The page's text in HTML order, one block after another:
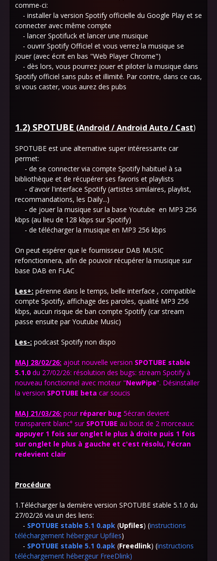
comme-ci:
- installer la version Spotify officielle du Google Play et se
connecter avec même compte
- lancer Spotifuck et lancer une musique
- ouvrir Spotify Officiel et vous verrez la musique se
jouer (avec écrit en bas "Web Player Chrome")
- dès lors, vous pourrez jouer et piloter la musique dans
Spotify officiel sans pubs et illimité. Par contre, dans ce cas,
si vous caster, vous aurez des pubs
1.2) SPOTUBE (Android / Android Auto / Cast)
SPOTUBE est une alternative super intéressante car
permet:
- de se connecter via compte Spotify habituel à sa
bibliothèque et de récupérer ses favoris et playlists
- d'avoir l'interface Spotify (artistes similaires, playlist,
recommandations, les Daily...)
- de jouer la musique sur la base Youtube en MP3 256
kbps (au lieu de 128 kbps sur Spotify)
- de télécharger la musique en MP3 256 kbps
On peut espérer que le fournisseur DAB MUSIC
refonctionnera, afin de pouvoir récupérer la musique sur
base DAB en FLAC
Les+: pérenne dans le temps, belle interface , compatible
compte Spotify, affichage des paroles, qualité MP3 256
kbps, aucun risque de ban compte Spotify (car stream
passe ensuite par Youtube Music)
Les-: podcast Spotify non dispo
MAJ 28/02/26: ajout nouvelle version SPOTUBE stable
5.1.0 du 27/02/26: résolution des bugs: stream Spotify à
nouveau fonctionnel avec moteur "NewPipe". Désinstaller
la version SPOTUBE beta car soucis
MAJ 21/03/26: pour réparer bug 5écran devient
transparent blanc° sur SPOTUBE au bout de 2 morceaux:
appuyer 1 fois sur onglet le plus à droite puis 1 fois
sur onglet le plus à gauche et c'est résolu, l'écran
redevient clair
Procédure
1.Télécharger la dernière version SPOTUBE stable 5.1.0 du
27/02/26 via un des liens:
- SPOTUBE stable 5.1 0.apk (Upfiles) (instructions
téléchargement hébergeur Upfiles)
- SPOTUBE stable 5.1 0.apk (Freedlink) (instructions
téléchargement hébergeur FreeDlink)